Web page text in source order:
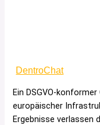
DentroChat
Ein DSGVO-
europäischer
Ergebnisse verlassen